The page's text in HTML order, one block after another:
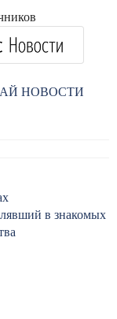
НОВОСТИ
в знакомых